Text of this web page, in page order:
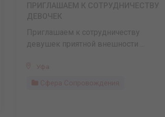
Приглашаем к сотрудничеству
девушек приятной внешности ...
Уфа
Сфера Сопровождения